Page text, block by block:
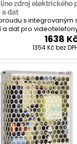
zdroj elektrického
a dat
s integrovaným
dat pro
1638
1354 Kčbez